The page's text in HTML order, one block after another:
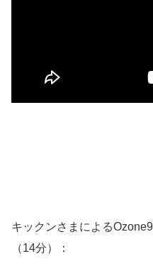
キックンさまによる
（14分）：